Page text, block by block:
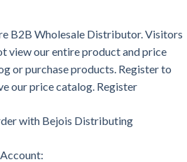
B2B Wholesale Distributor. Visitors
view our entire product and price
or purchase products. Register to
our price catalog. Register
with Bejois Distributing